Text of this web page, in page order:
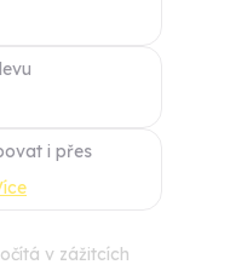
i přes
v zážitcích